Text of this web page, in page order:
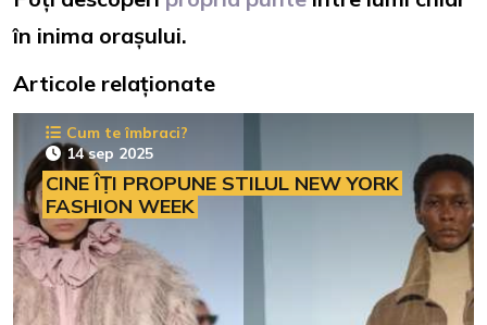
în inima orașului.
Articole relaționate
Cum te îmbraci?
14 sep 2025
CINE ÎȚI PROPUNE STILUL NEW YORK
FASHION WEEK